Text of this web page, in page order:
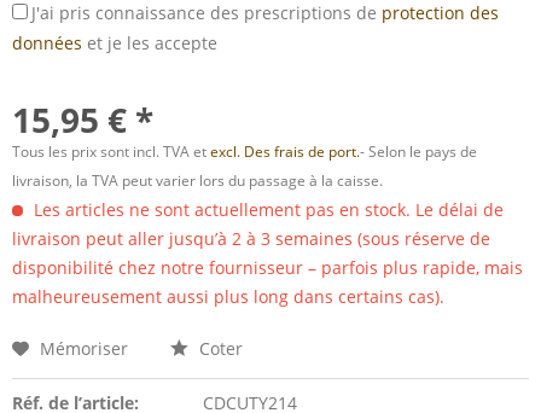
J'ai pris connaissance des prescriptions de protection des
données et je les accepte
15,95 € *
Tous les prix sont incl. TVA etexcl. Des frais de port.- Selon le pays de
livraison, la TVA peut varier lors du passage à la caisse.
Les articles ne sont actuellement pas en stock. Le délai de
livraison peut aller jusqu’à 2 à 3 semaines (sous réserve de
disponibilité chez notre fournisseur – parfois plus rapide, mais
malheureusement aussi plus long dans certains cas).
Mémoriser Coter
Réf. de l’article:
CDCUTY214